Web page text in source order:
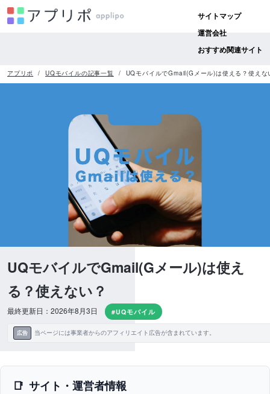
サイトマップ
運営会社
おすすめ関連サイト
アプリポ UQモバイルの記事一覧 UQモバイルでGmail(Gメール)は使える？使えな
UQモバイルでGmail(Gメール)は使え
る？使えない？
最終更新日：2026年8月3日 #UQモバイル
広告 当ページには事業者からのアフィリエイト広告が含まれています。
サイト・運営者情報